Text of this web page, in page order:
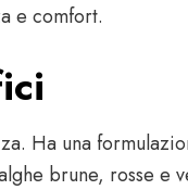
e comfort.
Ha una
brune, rosse e